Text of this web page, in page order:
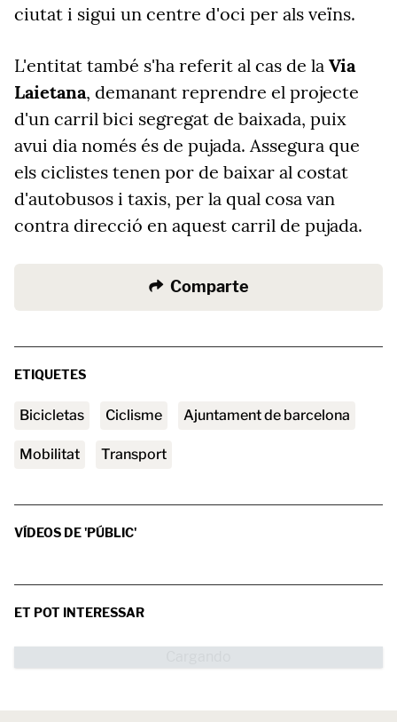
ciutat i sigui un centre d'oci per als veïns.
L'entitat també s'ha referit al cas de la Via
Laietana, demanant reprendre el projecte
d'un carril bici segregat de baixada, puix
avui dia només és de pujada. Assegura que
els ciclistes tenen por de baixar al costat
d'autobusos i taxis, per la qual cosa van
contra direcció en aquest carril de pujada.
Comparte
ETIQUETES
Bicicletas ciclisme ajuntament de barcelona
mobilitat transport
VÍDEOS DE 'PÚBLIC'
ET POT INTERESSAR